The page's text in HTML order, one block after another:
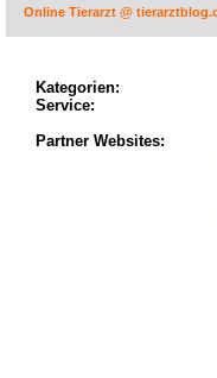
Online Tierarzt @
Kategorien:
Service:
Partner Websites: